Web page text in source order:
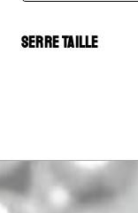
SERRE TAILLE